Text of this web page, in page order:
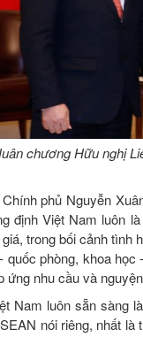
chương Hữu nghị
phủ Nguyễn
định Việt Nam luôn
trong bối cảnh
phòng, khoa
nhu cầu và
Nam luôn sẵn sàng
nói riêng, nhất